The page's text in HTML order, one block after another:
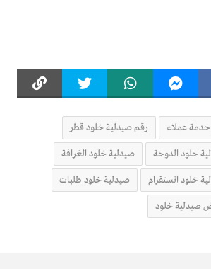
عملاء رقم صيدلية خلود قطر
خلود الدوحة صيدلية خلود الغرافة
خلود انستقرام صيدلية خلود طلبات
صيدلية خلود